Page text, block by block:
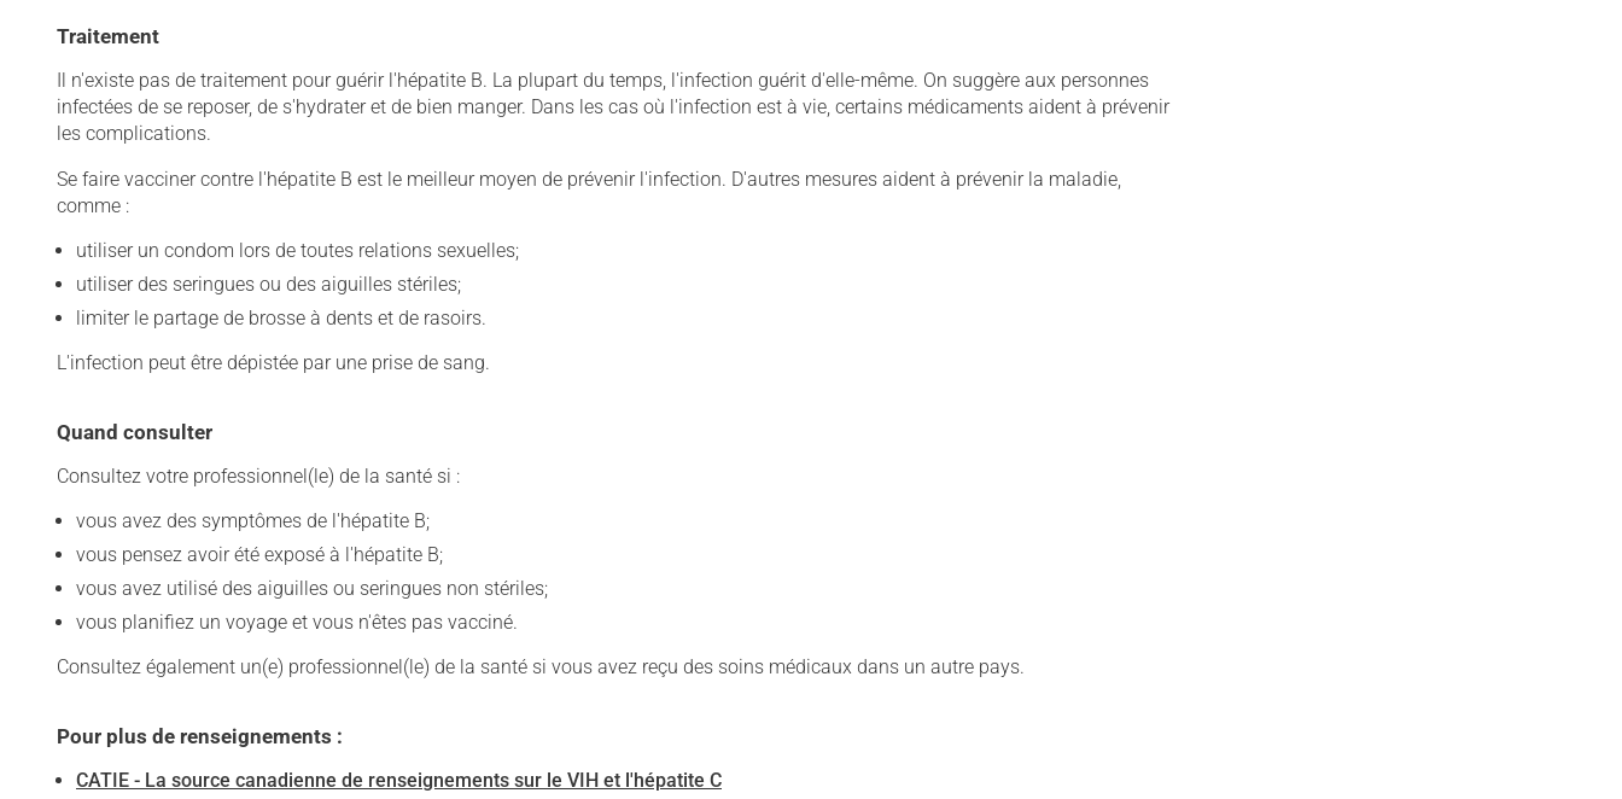
Traitement
Il n'existe pas de traitement pour guérir l'hépatite B. La plupart du temps, l'infection guérit d'elle-même. On suggère aux personnes
infectées de se reposer, de s'hydrater et de bien manger. Dans les cas où l'infection est à vie, certains médicaments aident à prévenir
les complications.
Se faire vacciner contre l'hépatite B est le meilleur moyen de prévenir l'infection. D'autres mesures aident à prévenir la maladie,
comme :
utiliser un condom lors de toutes relations sexuelles;
utiliser des seringues ou des aiguilles stériles;
limiter le partage de brosse à dents et de rasoirs.
L'infection peut être dépistée par une prise de sang.
Quand consulter
Consultez votre professionnel(le) de la santé si :
vous avez des symptômes de l'hépatite B;
vous pensez avoir été exposé à l'hépatite B;
vous avez utilisé des aiguilles ou seringues non stériles;
vous planifiez un voyage et vous n'êtes pas vacciné.
Consultez également un(e) professionnel(le) de la santé si vous avez reçu des soins médicaux dans un autre pays.
Pour plus de renseignements :
CATIE - La source canadienne de renseignements sur le VIH et l'hépatite C